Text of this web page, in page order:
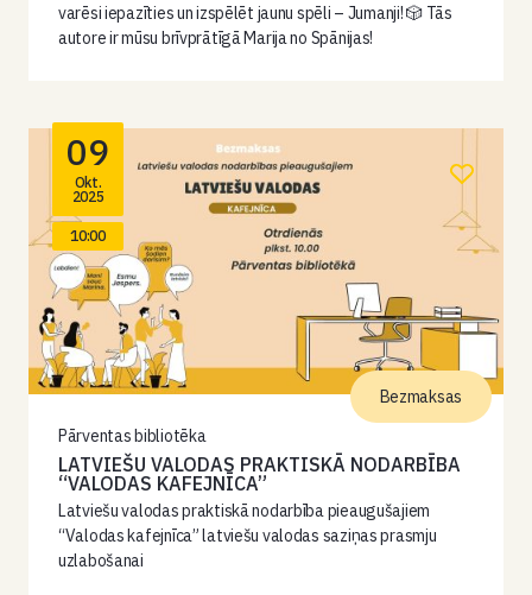
varēsi iepazīties un izspēlēt jaunu spēli – Jumanji! 🎲 Tās
autore ir mūsu brīvprātīgā Marija no Spānijas!
09
Okt.
2025
10:00
Pārventas bibliotēka
LATVIEŠU VALODAS PRAKTISKĀ NODARBĪBA
“VALODAS KAFEJNĪCA”
Latviešu valodas praktiskā nodarbība pieaugušajiem
“Valodas kafejnīca” latviešu valodas saziņas prasmju
uzlabošanai
Bezmaksas